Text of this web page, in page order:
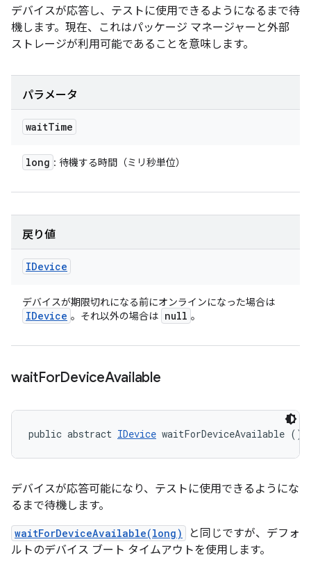
デバイスが応答し、テストに使用できるようになるまで待
機します。現在、これはパッケージ マネージャーと外部
ストレージが利用可能であることを意味します。
パラメータ
waitTime
long : 待機する時間（ミリ秒単位）
戻り値
IDevice
デバイスが期限切れになる前にオンラインになった場合は
IDevice 。それ以外の場合は null 。
waitForDeviceAvailable
public abstract IDevice waitForDeviceAvailable ()
デバイスが応答可能になり、テストに使用できるようにな
るまで待機します。
waitForDeviceAvailable(long)
と同じですが、デフォ
ルトのデバイス ブート タイムアウトを使用します。